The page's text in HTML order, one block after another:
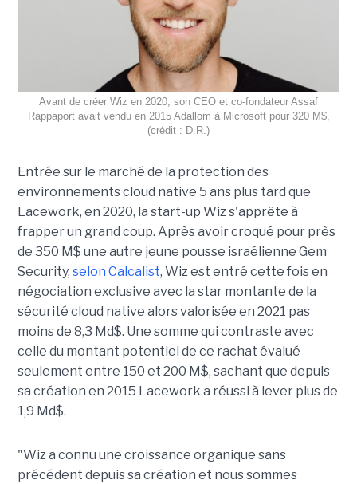
Avant de créer Wiz en 2020, son CEO et co-fondateur Assaf
Rappaport avait vendu en 2015 Adallom à Microsoft pour 320 M$,
(crédit : D.R.)
Entrée sur le marché de la protection des
environnements cloud native 5 ans plus tard que
Lacework, en 2020, la start-up Wiz s'apprête à
frapper un grand coup. Après avoir croqué pour près
de 350 M$ une autre jeune pousse israélienne Gem
Security, selon Calcalist, Wiz est entré cette fois en
négociation exclusive avec la star montante de la
sécurité cloud native alors valorisée en 2021 pas
moins de 8,3 Md$. Une somme qui contraste avec
celle du montant potentiel de ce rachat évalué
seulement entre 150 et 200 M$, sachant que depuis
sa création en 2015 Lacework a réussi à lever plus de
1,9 Md$.
"Wiz a connu une croissance organique sans
précédent depuis sa création et nous sommes